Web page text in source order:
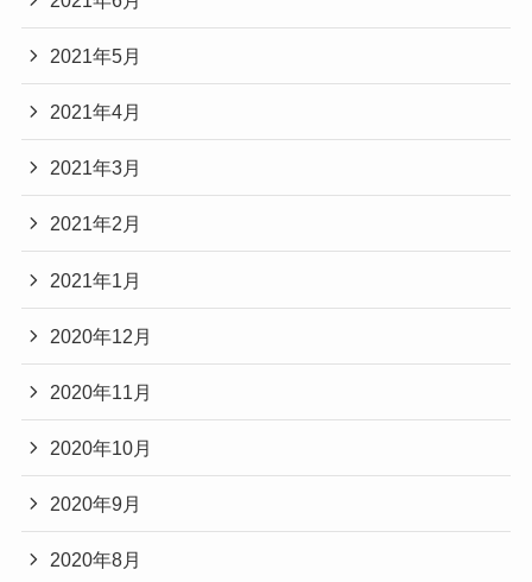
2021年5月
2021年4月
2021年3月
2021年2月
2021年1月
2020年12月
2020年11月
2020年10月
2020年9月
2020年8月